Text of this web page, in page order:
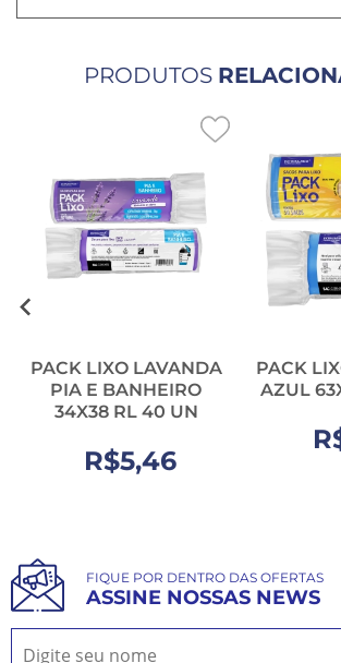
PRODUTOS
PACK LIXO LAVANDA
PIA E BANHEIRO
34X38 RL 40 UN
R$5,46
PACK
AZUL
FIQUE POR DENTRO DAS OFERTAS
ASSINE NOSSAS NEWS